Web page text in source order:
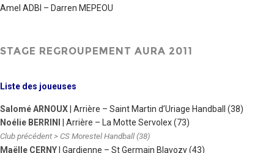
Amel ADBI – Darren MEPEOU
STAGE REGROUPEMENT AURA 2011
Liste des joueuses
Salomé ARNOUX| Arrière – Saint Martin d’Uriage Handball (38)
Noélie BERRINI | Arrière – La Motte Servolex (73)
Club précédent > CS Morestel Handball (38)
Maëlle CERNY| Gardienne – St Germain Blavozy (43)